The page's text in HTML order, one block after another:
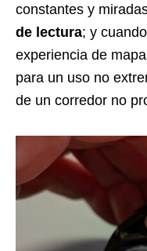
constantes y
de lectura; y
experiencia de
para un uso no
de un corredor no